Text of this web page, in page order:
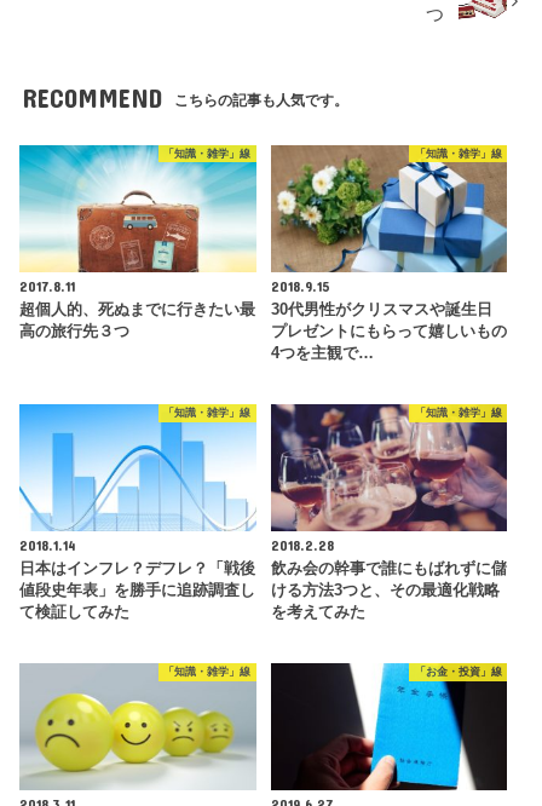
つ
RECOMMEND こちらの記事も人気です。
「知識・雑学」線
2017.8.11
超個人的、死ぬまでに行きたい最
高の旅行先３つ
「知識・雑学」線
2018.9.15
30代男性がクリスマスや誕生日
プレゼントにもらって嬉しいもの
4つを主観で…
「知識・雑学」線
2018.1.14
日本はインフレ？デフレ？「戦後
値段史年表」を勝手に追跡調査し
て検証してみた
「知識・雑学」線
2018.2.28
飲み会の幹事で誰にもばれずに儲
ける方法3つと、その最適化戦略
を考えてみた
「知識・雑学」線 「お金・投資」線